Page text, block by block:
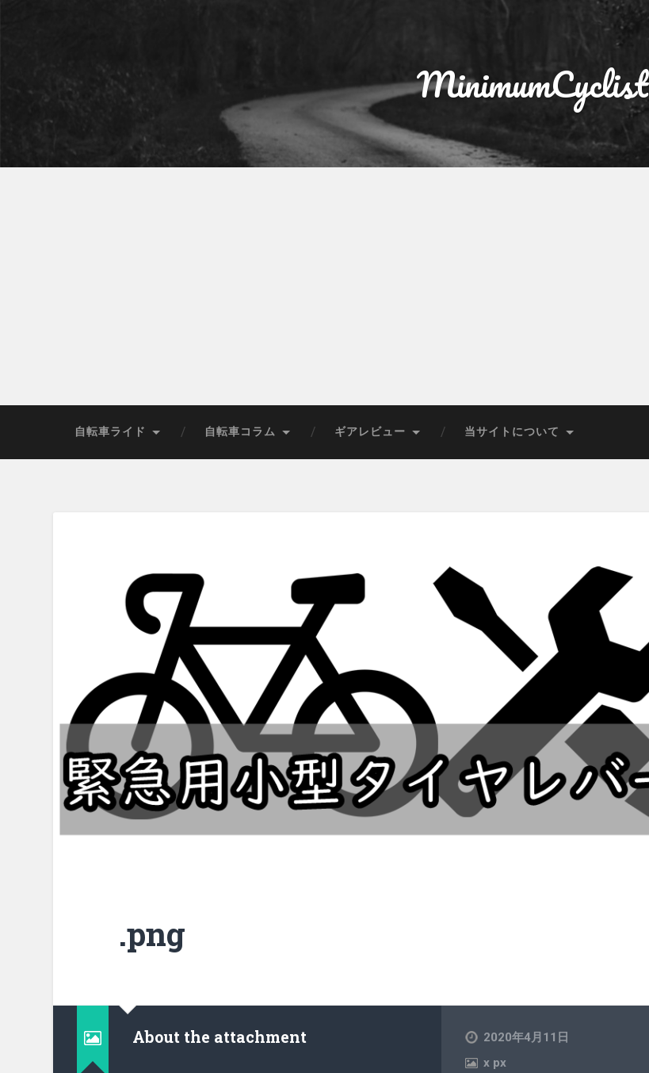
MinimumCyclist
自転車ライド 自転車コラム ギアレビュー 当サイトについて
.png
About the attachment
2020年4月11日
x px